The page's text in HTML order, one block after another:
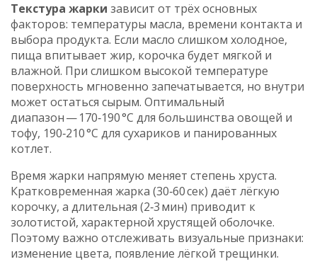
Текстура жарки зависит от трёх основных
факторов: температуры масла, времени контакта и
выбора продукта. Если масло слишком холодное,
пища впитывает жир, корочка будет мягкой и
влажной. При слишком высокой температуре
поверхность мгновенно запечатывается, но внутри
может остаться сырым. Оптимальный
диапазон — 170‑190 °C для большинства овощей и
тофу, 190‑210 °C для сухариков и панированных
котлет.
Время жарки напрямую меняет степень хруста.
Кратковременная жарка (30‑60 сек) даёт лёгкую
корочку, а длительная (2‑3 мин) приводит к
золотистой, характерной хрустящей оболочке.
Поэтому важно отслеживать визуальные признаки:
изменение цвета, появление лёгкой трещинки.